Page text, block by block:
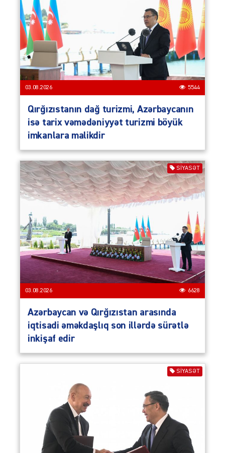
03.08.2026 5544
Qırğızıstanın dağ turizmi, Azərbaycanın
isə tarix vəmədəniyyət turizmi böyük
imkanlara malikdir
SIYASƏT
03.08.2026 6628
Azərbaycan və Qırğızıstan arasında
iqtisadi əməkdaşlıq son illərdə sürətlə
inkişaf edir
SIYASƏT